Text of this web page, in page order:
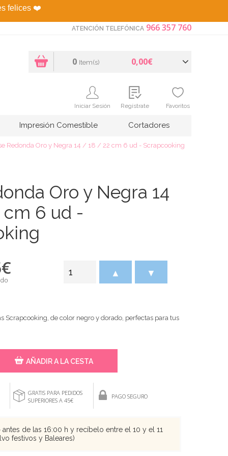
felices ❤️
ATENCIÓN TELEFÓNICA 966 357 760
0 Item(s) 0,00€
Iniciar Sesión Regístrate Favoritos
Impresión Comestible Cortadores
Redonda Oro y Negra 14 / 18 / 22 cm 6 ud - Scrapcooking
Oro y Negra 14
6 ud -
€ ▲ ▼
Scrapcooking, de color negro y dorado, perfectas para tus
AÑADIR A LA CESTA
GRATIS PARA PEDIDOS
SUPERIORES A 45€
PAGO SEGURO
de las 16:00 h y recíbelo entre el 10 y el 11
festivos y Baleares)